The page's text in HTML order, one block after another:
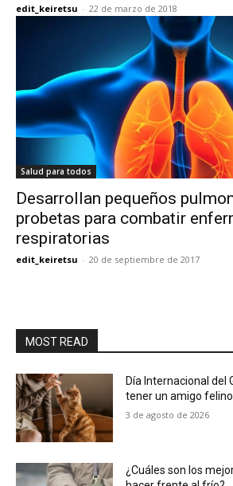
edit_keiretsu - 22 de marzo de 2018
Salud para todos
Desarrollan pequeños
probetas para combatir
respiratorias
edit_keiretsu - 20 de septiembre de 2017
MOST READ
Día Internacional del
tener un amigo felino
3 de agosto de 2026
¿Cuáles son los